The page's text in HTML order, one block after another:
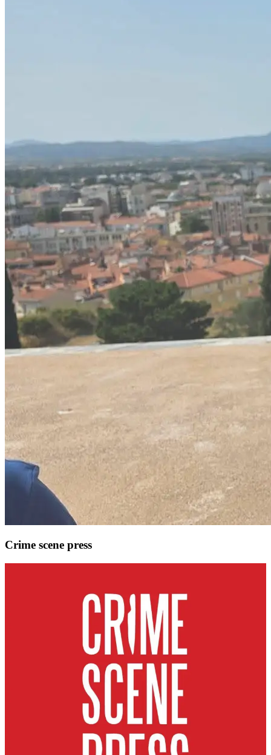
Crime scene press